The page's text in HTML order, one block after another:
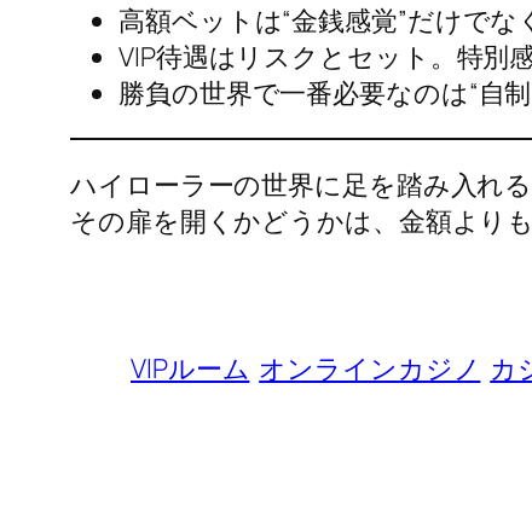
高額ベットは“金銭感覚”だけでな
VIP待遇はリスクとセット。特別
勝負の世界で一番必要なのは“自
ハイローラーの世界に足を踏み入れ
その扉を開くかどうかは、金額より
VIPルーム オンラインカジノ カ